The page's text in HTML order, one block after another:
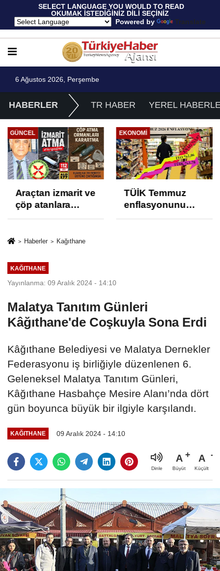
SELECT LANGUAGE YOU WOULD TO READ
OKUMAK İSTEDİĞİNİZ DİLİ SEÇİNİZ
Powered by
Translate
6 Ağustos 2026, Perşembe
HABERLER TR HABER YEREL
GÜNCEL
Araçtan izmarit ve
çöp atanlara
uyarı: Trafiğin
izmariti
EKONOMI
TÜİK Temmuz
enflasyonunu
%31,75; ENAG
Haberler Kağıthane
KAĞITHANE
Yayınlanma: 09 Aralık 2024 - 14:10
Malatya Tanıtım Günleri
Kâğıthane'de Coşkuyla Sona Erdi
Kâğıthane Belediyesi ve Malatya Dernekler
Federasyonu iş birliğiyle düzenlenen 6.
Geleneksel Malatya Tanıtım Günleri,
Kâğıthane Hasbahçe Mesire Alanı’nda dört
gün boyunca büyük bir ilgiyle karşılandı.
KAĞITHANE 09 Aralık 2024 - 14:10
Dinle
A
Büyüt
A
Küçült